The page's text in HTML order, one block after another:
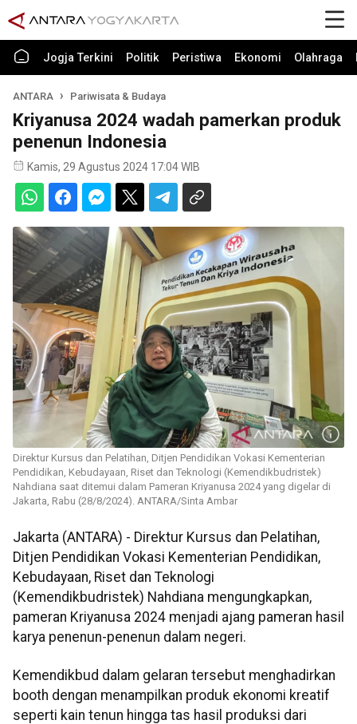
Jogja Terkini Politik Peristiwa Ekonomi Olahraga
ANTARA Pariwisata & Budaya
Kriyanusa 2024 wadah pamerkan produk
penenun Indonesia
Kamis, 29 Agustus 2024 17:04 WIB
Direktur Kursus dan Pelatihan, Ditjen Pendidikan Vokasi Kementerian
Pendidikan, Kebudayaan, Riset dan Teknologi (Kemendikbudristek)
Nahdiana saat ditemui dalam Pameran Kriyanusa 2024 yang digelar di
Jakarta, Rabu (28/8/2024). ANTARA/Sinta Ambar
Jakarta (ANTARA) - Direktur Kursus dan Pelatihan,
Ditjen Pendidikan Vokasi Kementerian Pendidikan,
Kebudayaan, Riset dan Teknologi
(Kemendikbudristek) Nahdiana mengungkapkan,
pameran Kriyanusa 2024 menjadi ajang pameran hasil
karya penenun-penenun dalam negeri.
Kemendikbud dalam gelaran tersebut menghadirkan
booth dengan menampilkan produk ekonomi kreatif
seperti kain tenun hingga tas hasil produksi dari